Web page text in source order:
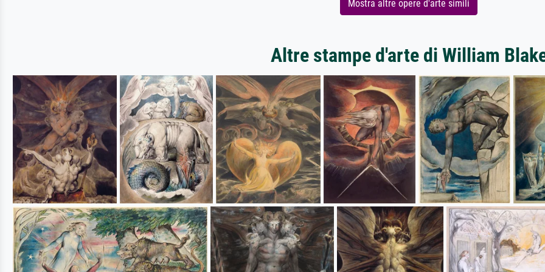
Mostra altre opere d'arte simili
Altre stampe d'arte di William